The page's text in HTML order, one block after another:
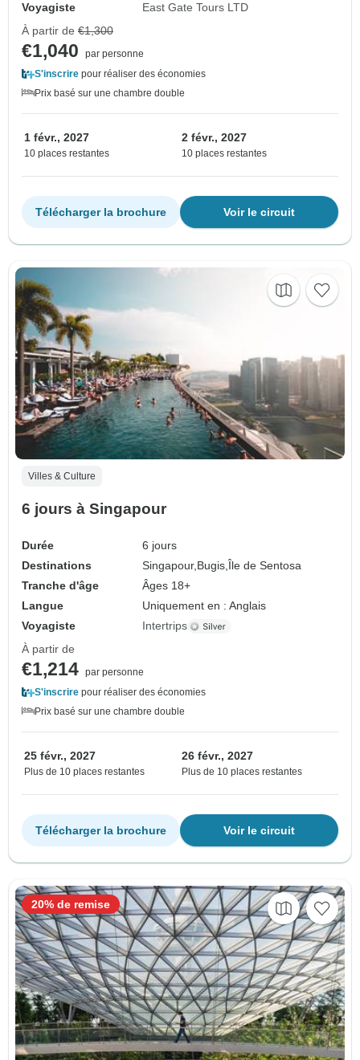
Voyagiste
East Gate Tours LTD
À partir de €1,300
€1,040
par personne
S'inscrire pour réaliser des économies
Prix basé sur une chambre double
1 févr., 2027
10 places restantes
2 févr., 2027
10 places restantes
Voir le circuit
Télécharger la brochure
Villes & Culture
6 jours à Singapour
Durée
6 jours
Destinations
Singapour,Bugis,Île de Sentosa
Tranche d'âge
Âges 18+
Langue
Uniquement en : Anglais
Voyagiste
Intertrips
À partir de
€1,214 par personne
S'inscrire pour réaliser des économies
Prix basé sur une chambre double
25 févr., 2027
Plus de 10 places restantes
26 févr., 2027
Plus de 10 places restantes
Voir le circuit
Télécharger la brochure
20% de remise